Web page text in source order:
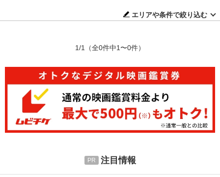
エリアや条件で絞り込む
1/1 （全0件中1〜0件）
注目情報